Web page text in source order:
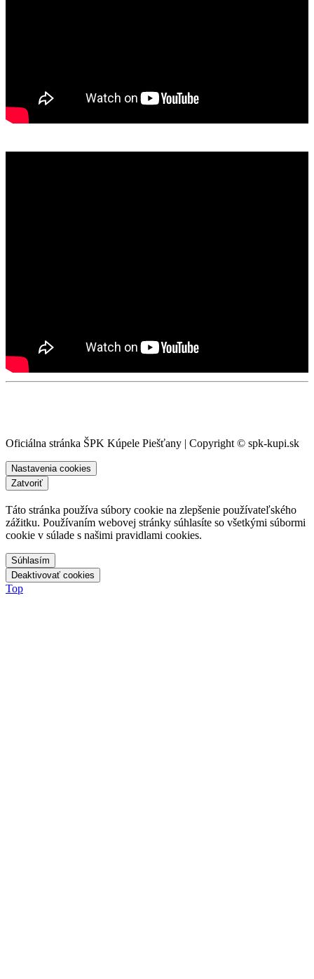
Oficiálna stránka ŠPK Kúpele Piešťany | Copyright © spk-kupi.sk
Nastavenia cookies
Zatvoriť
Táto stránka používa súbory cookie na zlepšenie používateľského
zážitku. Používaním webovej stránky súhlasíte so všetkými súbormi
cookie v súlade s našimi pravidlami cookies.
Top